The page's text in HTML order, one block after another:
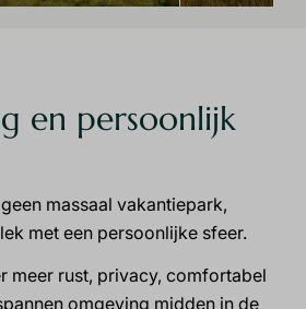
en persoonlijk
massaal vakantiepark,
met een persoonlijke sfeer.
meer rust, privacy, comfortabel
omgeving midden in de